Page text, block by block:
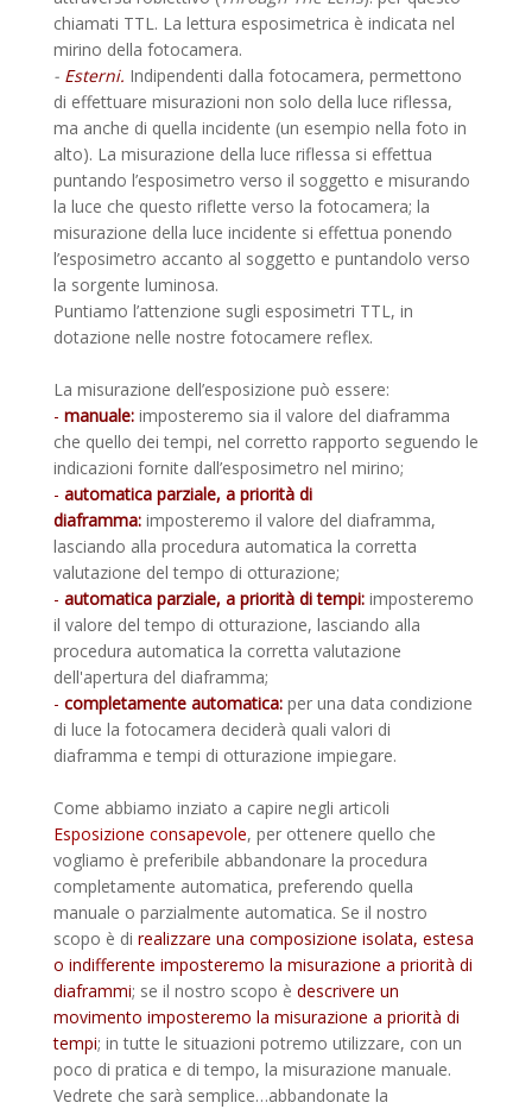
chiamati TTL. La lettura esposimetrica è indicata nel
mirino della fotocamera.
- Esterni. Indipendenti dalla fotocamera, permettono
di effettuare misurazioni non solo della luce riflessa,
ma anche di quella incidente (un esempio nella foto in
alto). La misurazione della luce riflessa si effettua
puntando l’esposimetro verso il soggetto e misurando
la luce che questo riflette verso la fotocamera; la
misurazione della luce incidente si effettua ponendo
l’esposimetro accanto al soggetto e puntandolo verso
la sorgente luminosa.
Puntiamo l’attenzione sugli esposimetri TTL, in
dotazione nelle nostre fotocamere reflex.
La misurazione dell’esposizione può essere:
- manuale: imposteremo sia il valore del diaframma
che quello dei tempi, nel corretto rapporto seguendo le
indicazioni fornite dall’esposimetro nel mirino;
- automatica parziale, a priorità di
diaframma: imposteremo il valore del diaframma,
lasciando alla procedura automatica la corretta
valutazione del tempo di otturazione;
- automatica parziale, a priorità di tempi: imposteremo
il valore del tempo di otturazione, lasciando alla
procedura automatica la corretta valutazione
dell'apertura del diaframma;
- completamente automatica: per una data condizione
di luce la fotocamera deciderà quali valori di
diaframma e tempi di otturazione impiegare.
Come abbiamo inziato a capire negli articoli
Esposizione consapevole, per ottenere quello che
vogliamo è preferibile abbandonare la procedura
completamente automatica, preferendo quella
manuale o parzialmente automatica. Se il nostro
scopo è di realizzare una composizione isolata, estesa
o indifferente imposteremo la misurazione a priorità di
diaframmi; se il nostro scopo è descrivere un
movimento imposteremo la misurazione a priorità di
tempi; in tutte le situazioni potremo utilizzare, con un
poco di pratica e di tempo, la misurazione manuale.
Vedrete che sarà semplice…abbandonate la